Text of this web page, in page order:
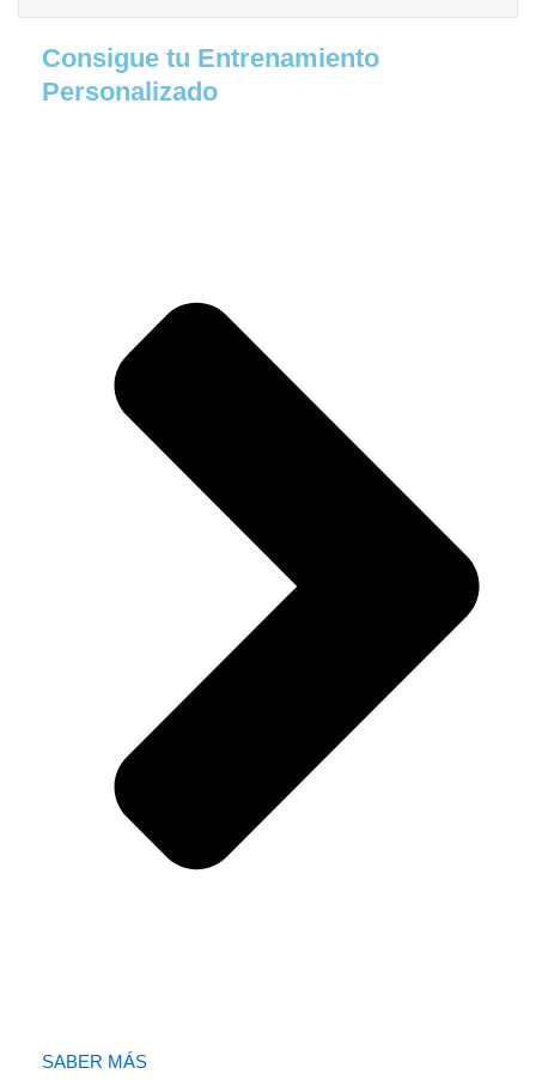
Consigue tu Entrenamiento
Personalizado
SABER MÁS